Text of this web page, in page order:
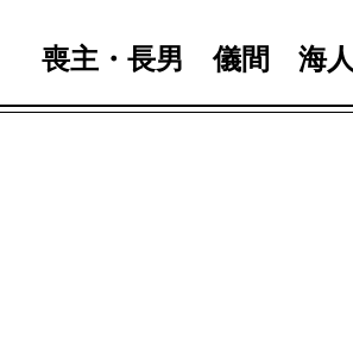
喪主・長男 儀間 海人